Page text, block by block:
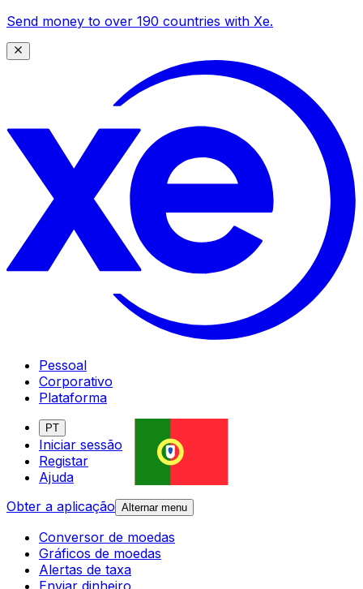
Send money to over 190 countries with Xe.
Pessoal
Corporativo
Plataforma
PT
Iniciar sessão
Registar
Ajuda
Obter a aplicação Alternar menu
Conversor de moedas
Gráficos de moedas
Alertas de taxa